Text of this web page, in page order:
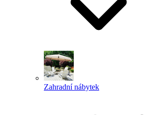
Zahradní nábytek